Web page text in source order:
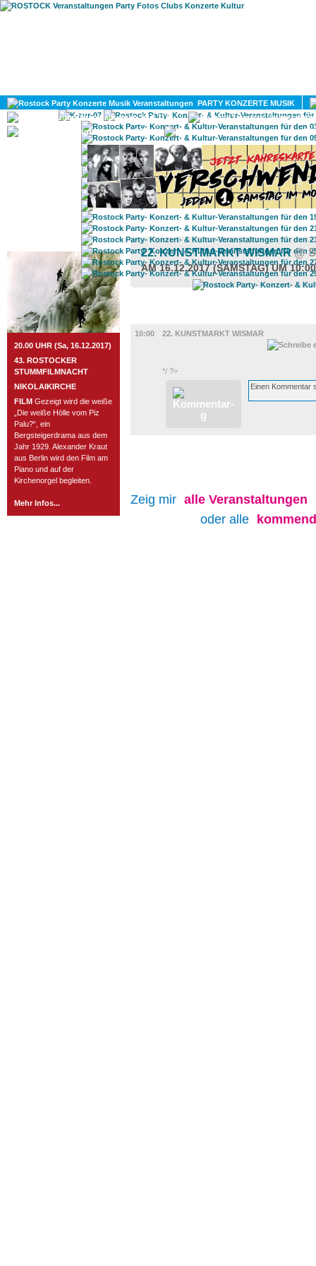
PARTY KONZERTE MUSIK
KULTUR
GAY
ROSTOCK TAGESTIPP
20.00 UHR (Sa, 16.12.2017)
43. ROSTOCKER
STUMMFILMNACHT
NIKOLAIKIRCHE
FILM Gezeigt wird die weiße
„Die weiße Hölle vom Piz
Palu?“, ein
Bergsteigerdrama aus dem
Jahr 1929. Alexander Kraut
aus Berlin wird den Film am
Piano und auf der
Kirchenorgel begleiten.
Mehr Infos...
22. KUNSTMARKT WISMAR@
AM 16.12.2017 (SAMSTAG) UM
10:00
22. KUNSTMARKT WISMAR
*/ ?>
Zeig mir alle Veranstaltungen
oder alle